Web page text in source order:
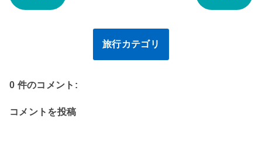
旅行カテゴリ
0 件のコメント:
コメントを投稿